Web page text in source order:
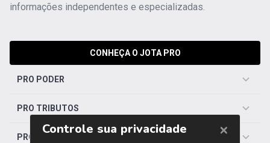
informações independentes e especializadas.
CONHEÇA O JOTA PRO
PRO PODER
PRO TRIBUTOS
PRO TRABALHISTA